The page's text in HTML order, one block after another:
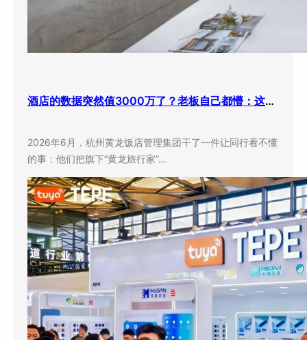
酒店的数据突然值3000万了？老板自己都懵：这玩意儿还能卖钱？
2026年6月，杭州黄龙饭店管理集团干了一件让同行看不懂
的事：他们把旗下”黄龙旅行家”…